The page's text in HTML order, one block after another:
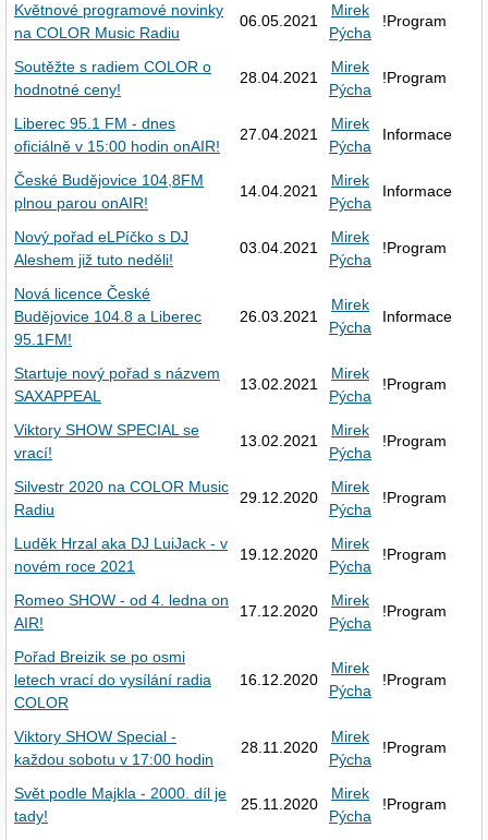
Květnové programové novinky
na COLOR Music Radiu
06.05.2021
Mirek
Pýcha
!Program
Soutěžte s radiem COLOR o
hodnotné ceny!
28.04.2021
Mirek
Pýcha
!Program
Liberec 95.1 FM - dnes
oficiálně v 15:00 hodin onAIR!
27.04.2021
Mirek
Pýcha
Informace
České Budějovice 104,8FM
plnou parou onAIR!
14.04.2021
Mirek
Pýcha
Informace
Nový pořad eLPíčko s DJ
Aleshem již tuto neděli!
03.04.2021
Mirek
Pýcha
!Program
Nová licence České
Budějovice 104.8 a Liberec
95.1FM!
26.03.2021
Mirek
Pýcha
Informace
Startuje nový pořad s názvem
SAXAPPEAL
13.02.2021
Mirek
Pýcha
!Program
Viktory SHOW SPECIAL se
vrací!
13.02.2021
Mirek
Pýcha
!Program
Silvestr 2020 na COLOR Music
Radiu
29.12.2020
Mirek
Pýcha
!Program
Luděk Hrzal aka DJ LuiJack - v
novém roce 2021
19.12.2020
Mirek
Pýcha
!Program
Romeo SHOW - od 4. ledna on
AIR!
17.12.2020
Mirek
Pýcha
!Program
Pořad Breizik se po osmi
letech vrací do vysílání radia
COLOR
16.12.2020
Mirek
Pýcha
!Program
Viktory SHOW Special -
každou sobotu v 17:00 hodin
28.11.2020
Mirek
Pýcha
!Program
Svět podle Majkla - 2000. díl je
tady!
25.11.2020
Mirek
Pýcha
!Program